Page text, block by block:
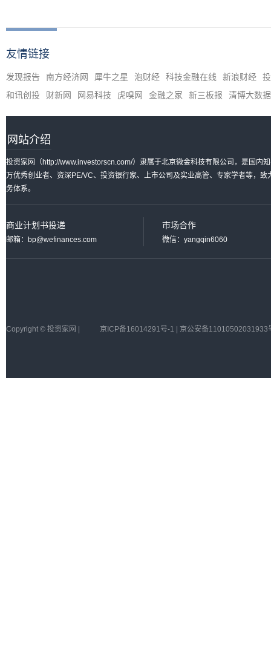
友情链接
发现报告 南方经济网 犀牛之星 泡财经 科技金融在线 新浪财经
和讯创投
财新网 网易科技 虎嗅网 金融之家 新三板报 清博大数据
网站介绍
投资家网（http://www.investorscn.com/）隶属于北京微金科技有限公司，是国内
万优秀创业者、资深PE/VC、投资银行家、上市公司及实业高管、专家学者等，
务体系。
商业计划书投递
邮箱：bp@wefinances.com
市场合作
微信：yangqin6060
Copyright © 投资家网 | 京ICP备16014291号-1 | 京公安备11010502031933